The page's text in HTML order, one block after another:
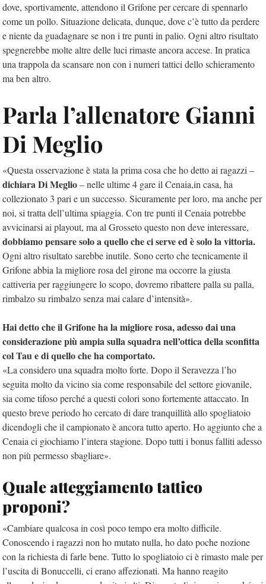
dove, sportivamente, attendono il Grifone per cercare di spennarlo
come un pollo. Situazione delicata, dunque, dove c’è tutto da perdere
e niente da guadagnare se non i tre punti in palio. Ogni altro risultato
spegnerebbe molte altre delle luci rimaste ancora accese. In pratica
una trappola da scansare non con i numeri tattici dello schieramento
ma ben altro.
Parla l’allenatore Gianni
Di Meglio
«Questa osservazione è stata la prima cosa che ho detto ai ragazzi –
dichiara Di Meglio– nelle ultime 4 gare il Cenaia,in casa, ha
collezionato 3 pari e un successo. Sicuramente per loro, ma anche per
noi, si tratta dell’ultima spiaggia. Con tre punti il Cenaia potrebbe
avvicinarsi ai playout, ma al Grosseto questo non deve interessare,
dobbiamo pensare solo a quello che ci serve ed è solo la vittoria.
Ogni altro risultato sarebbe inutile. Sono certo che tecnicamente il
Grifone abbia la migliore rosa del girone ma occorre la giusta
cattiveria per raggiungere lo scopo, dovremo ribattere palla su palla,
rimbalzo su rimbalzo senza mai calare d’intensità».
Hai detto che il Grifone ha la migliore rosa, adesso dai una
considerazione più ampia sulla squadra nell’ottica della sconfitta
col Tau e di quello che ha comportato.
«La considero una squadra molto forte. Dopo il Seravezza l’ho
seguita molto da vicino sia come responsabile del settore giovanile,
sia come tifoso perché a questi colori sono fortemente attaccato. In
questo breve periodo ho cercato di dare tranquillità allo spogliatoio
dicendogli che il campionato è ancora tutto aperto. Ho aggiunto che a
Cenaia ci giochiamo l’intera stagione. Dopo tutti i bonus falliti adesso
non più permesso sbagliare».
Quale atteggiamento tattico
proponi?
«Cambiare qualcosa in così poco tempo era molto difficile.
Conoscendo i ragazzi non ho mutato nulla, ho dato poche nozione
con la richiesta di farle bene. Tutto lo spogliatoio ci è rimasto male per
l’uscita di Bonuccelli, ci erano affezionati. Ma hanno reagito